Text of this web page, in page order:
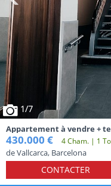
1/7
Appartement à vendre +
Barcelone
430.000 € 4 Cham. | 1
de Vallcarca, Barcelona
CONTACTER